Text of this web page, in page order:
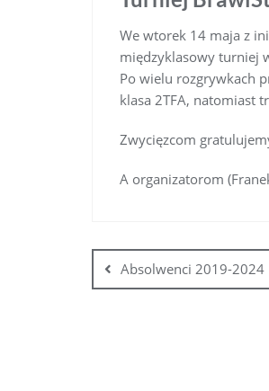
We wtorek 14 maja z
międzyklasowy turniej
Po wielu rozgrywkach
klasa 2TFA, natomiast
Zwycięzcom
A organizatorom
Absolwenci 2019-2024